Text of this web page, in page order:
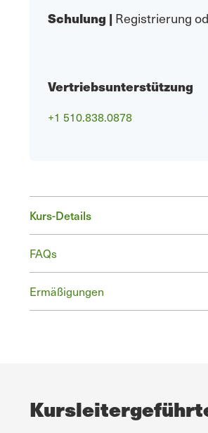
Schulung | Registrierung
Vertriebsunterstützung
+1 510.838.0878
Kurs-Details
FAQs
Ermäßigungen